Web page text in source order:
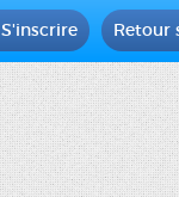
Retour
S'inscrire